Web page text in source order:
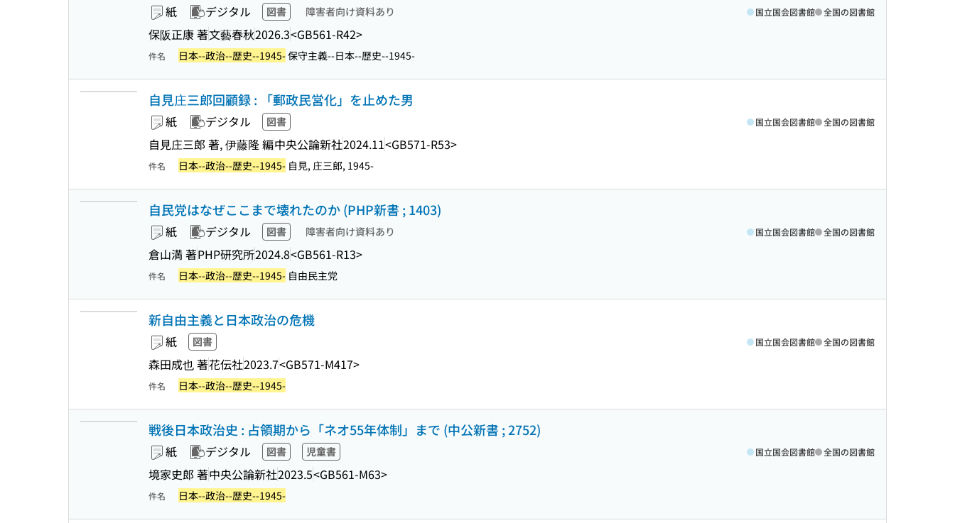
紙 デジタル 図書 障害者向け資料あり
保阪正康 著文藝春秋2026.3<GB561-R42>
国立国会図書館 全国の図書館
件名 日本--政治--歴史--1945-保守主義--日本--歴史--1945-
自見庄三郎回顧録 : 「郵政民営化」を止めた男
紙 デジタル 図書
自見庄三郎 著, 伊藤隆 編中央公論新社2024.11<GB571-R53>
国立国会図書館 全国の図書館
件名 日本--政治--歴史--1945- 自見, 庄三郎, 1945-
自民党はなぜここまで壊れたのか (PHP新書 ; 1403)
紙 デジタル 図書 障害者向け資料あり
倉山満 著PHP研究所2024.8<GB561-R13>
国立国会図書館 全国の図書館
件名 日本--政治--歴史--1945- 自由民主党
新自由主義と日本政治の危機
紙 図書
森田成也 著花伝社2023.7<GB571-M417>
国立国会図書館 全国の図書館
件名 日本--政治--歴史--1945-
戦後日本政治史 : 占領期から「ネオ55年体制」まで (中公新書 ; 2752)
紙 デジタル 図書 児童書
境家史郎 著中央公論新社2023.5<GB561-M63>
国立国会図書館 全国の図書館
件名 日本--政治--歴史--1945-